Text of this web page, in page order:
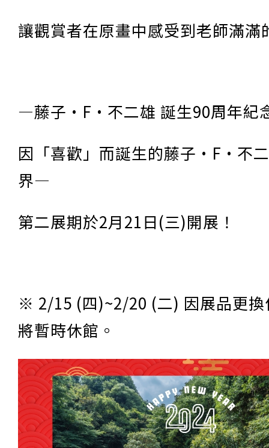
讓觀賞者在原畫中感受到老師滿滿
—藤子·F·不二雄 誕生90周年紀
因「喜歡」而誕生的藤子·F·不
界—
第二展期於2月21日(三)開展！
※ 2/15 (四)~2/20 (二) 因展品更換
將暫時休館。